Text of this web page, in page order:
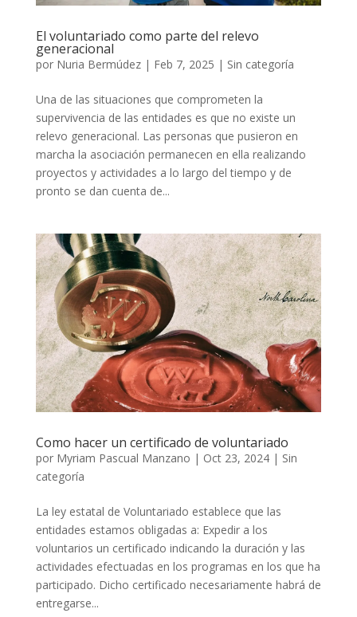
El voluntariado como parte del relevo
generacional
por Nuria Bermúdez| Feb 7, 2025 | Sin categoría
Una de las situaciones que comprometen la
supervivencia de las entidades es que no existe un
relevo generacional. Las personas que pusieron en
marcha la asociación permanecen en ella realizando
proyectos y actividades a lo largo del tiempo y de
pronto se dan cuenta de...
Como hacer un certificado de voluntariado
por Myriam Pascual Manzano | Oct 23, 2024| Sin
categoría
La ley estatal de Voluntariado establece que las
entidades estamos obligadas a: Expedir a los
voluntarios un certificado indicando la duración y las
actividades efectuadas en los programas en los que ha
participado. Dicho certificado necesariamente habrá de
entregarse...